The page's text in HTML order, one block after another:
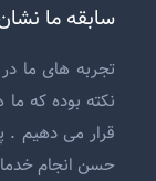
سابقه ما
تجربه های ما
نکته بوده که
قرار می دهیم .
حسن انجام